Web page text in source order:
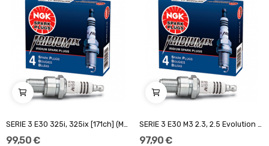
SERIE 3 E30 325i, 325ix [171ch] (M20B25)...
99,50 €
SERIE 3 E30 M3 2.3, 2.5 Evolution (S14) (07.86-92)
97,90 €